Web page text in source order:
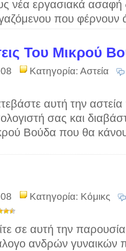
νέα εργασιακά ασαφή
που φέρνουν
Του Μικρού
Κατηγορία: Αστεία
αυτή την
σας και
Βούδα που θα
Κατηγορία: Κόμικς
σε αυτή την
ανδρών